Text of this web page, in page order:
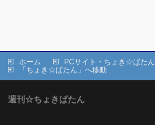
ホーム
PCサイト・ちょき☆ぱたん
「ちょき☆ぱたん」へ移動
週刊☆ちょきぱたん